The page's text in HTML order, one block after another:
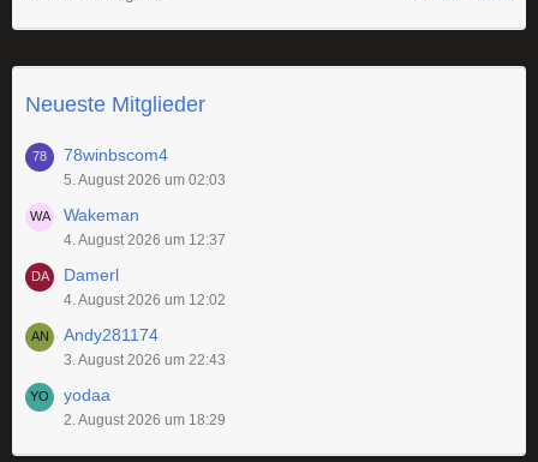
Neueste Mitglieder
78winbscom4
5. August 2026 um 02:03
Wakeman
4. August 2026 um 12:37
Damerl
4. August 2026 um 12:02
Andy281174
3. August 2026 um 22:43
yodaa
2. August 2026 um 18:29